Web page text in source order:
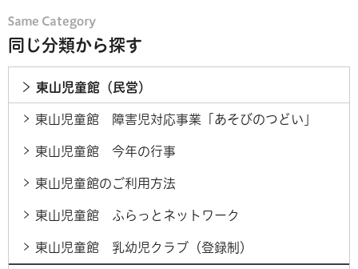
同じ分類から探す
東山児童館（民営）
東山児童館 障害児対応事業「あそびのつどい」
東山児童館 今年の行事
東山児童館のご利用方法
東山児童館 ふらっとネットワーク
東山児童館 乳幼児クラブ（登録制）